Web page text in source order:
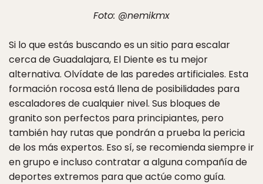
Foto: @nemikmx
Si lo que estás buscando es un sitio para escalar
cerca de Guadalajara, El Diente es tu mejor
alternativa. Olvídate de las paredes artificiales. Esta
formación rocosa está llena de posibilidades para
escaladores de cualquier nivel. Sus bloques de
granito son perfectos para principiantes, pero
también hay rutas que pondrán a prueba la pericia
de los más expertos. Eso sí, se recomienda siempre ir
en grupo e incluso contratar a alguna compañía de
deportes extremos para que actúe como guía.